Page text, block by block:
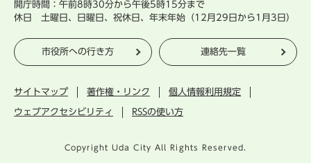
開庁時間：午前8時30分から午後5時15分まで
休日 土曜日、日曜日、祝休日、年末年始（12月29日から1月3日）
市役所への行き方 連絡先一覧
サイトマップ 著作権・リンク 個人情報利用規定
ウェブアクセシビリティ RSSの使い方
Copyright Uda City All Rights Reserved.